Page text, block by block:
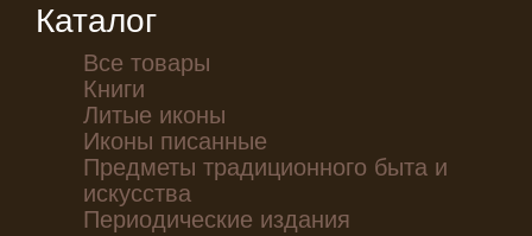
Каталог
Все товары
Книги
Литые иконы
Иконы писанные
Предметы традиционного быта и
искусства
Периодические издания